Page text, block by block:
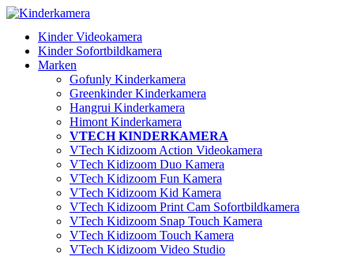
Kinder Videokamera
Kinder Sofortbildkamera
Marken
Gofunly Kinderkamera
Greenkinder Kinderkamera
Hangrui Kinderkamera
Himont Kinderkamera
VTECH KINDERKAMERA
VTech Kidizoom Action Videokamera
VTech Kidizoom Duo Kamera
VTech Kidizoom Fun Kamera
VTech Kidizoom Kid Kamera
VTech Kidizoom Print Cam Sofortbildkamera
VTech Kidizoom Snap Touch Kamera
VTech Kidizoom Touch Kamera
VTech Kidizoom Video Studio